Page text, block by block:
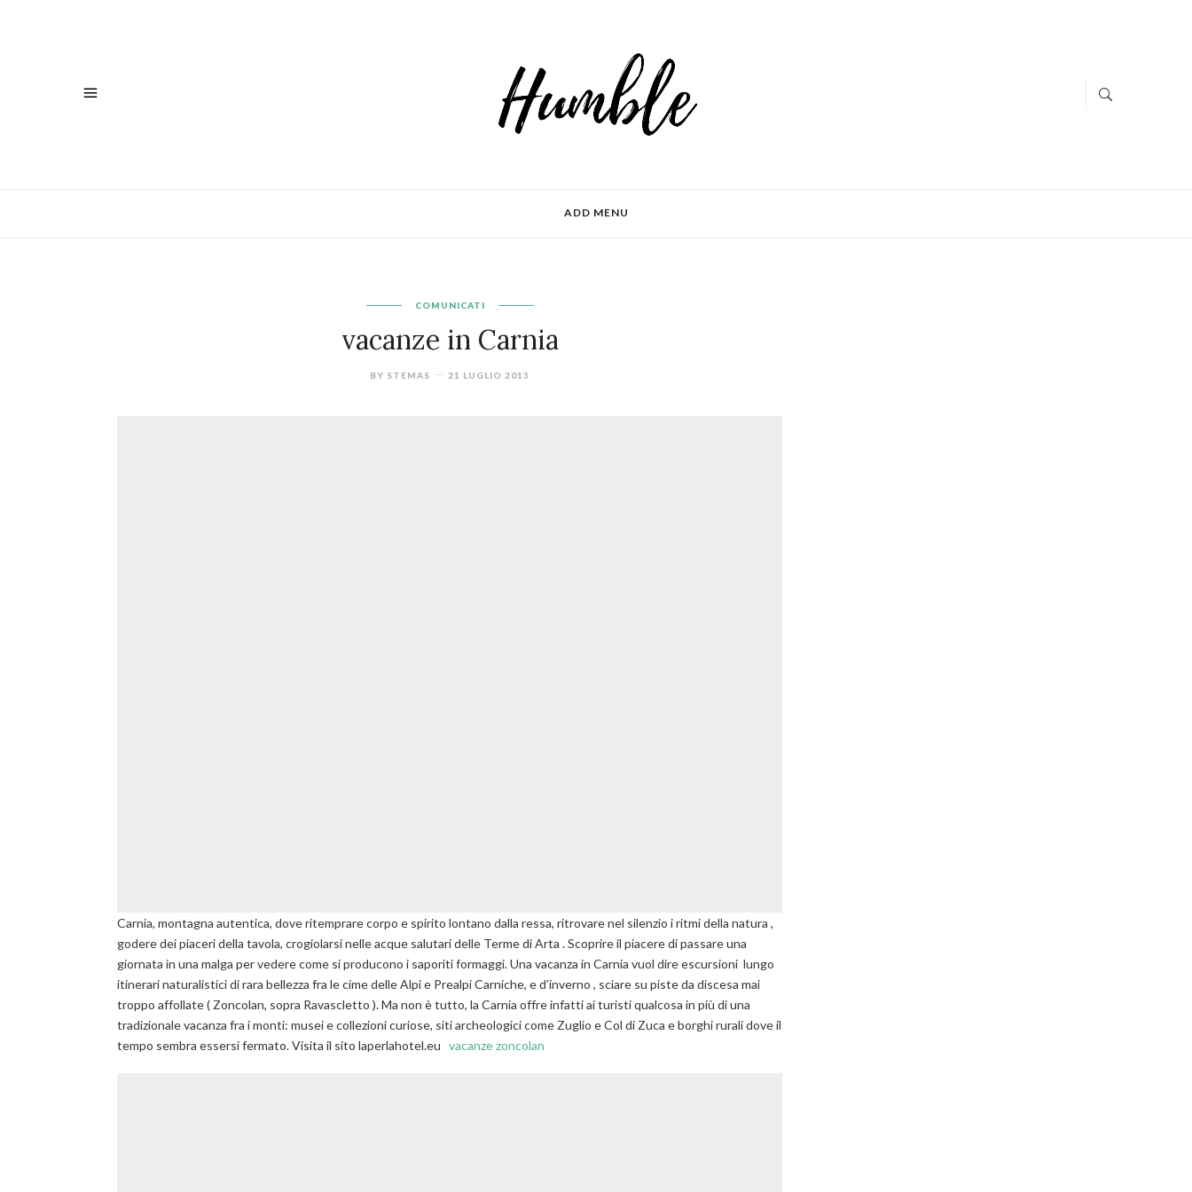
ADD MENU
COMUNICATI
vacanze in Carnia
BY STEMAS 21 LUGLIO 2013
Carnia, montagna autentica, dove ritemprare corpo e spirito lontano dalla ressa, ritrovare nel silenzio i ritmi della natura ,
godere dei piaceri della tavola, crogiolarsi nelle acque salutari delle Terme di Arta . Scoprire il piacere di passare una
giornata in una malga per vedere come si producono i saporiti formaggi. Una vacanza in Carnia vuol dire escursioni lungo
itinerari naturalistici di rara bellezza fra le cime delle Alpi e Prealpi Carniche, e d’inverno , sciare su piste da discesa mai
troppo affollate ( Zoncolan, sopra Ravascletto ). Ma non è tutto, la Carnia offre infatti ai turisti qualcosa in più di una
tradizionale vacanza fra i monti: musei e collezioni curiose, siti archeologici come Zuglio e Col di Zuca e borghi rurali dove il
tempo sembra essersi fermato. Visita il sito laperlahotel.eu vacanze zoncolan